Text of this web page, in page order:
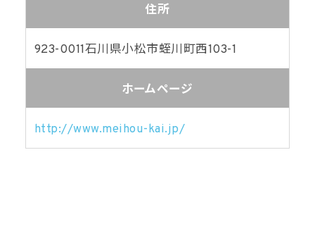
住所
923-0011石川県小松市蛭川町西103-1
ホームページ
http://www.meihou-kai.jp/